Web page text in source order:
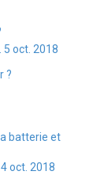
5 oct. 2018
?
batterie et
oct. 2018